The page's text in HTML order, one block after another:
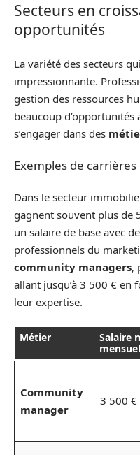
Secteurs en
opportunités
La variété des secteurs
impressionnante.
gestion des ressources
beaucoup
s’engager dans des
Exemples de
Dans le secteur
gagnent souvent plus de
un salaire de base avec
professionnels du
community managers,
allant jusqu’à 3 500 € en
leur expertise.
Métier
Salaire
Community
manager
3 500 €